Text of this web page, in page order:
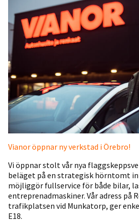
Vianor öppnar ny verkstad i Örebro!
Vi öppnar stolt vår nya
beläget på en strategisk hörntomt
möjliggör fullservice för både bilar,
entreprenadmaskiner. Vår adress på
trafikplatsen vid Munkatorp, ger
E18.